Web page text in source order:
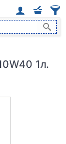
1л.